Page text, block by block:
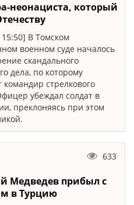
неонациста, который
В Томском
военном суде началось
скандального
дела, по которому
командир стрелкового
убеждал солдат в
преклоняясь при этом
633
Медведев прибыл с
в Турцию